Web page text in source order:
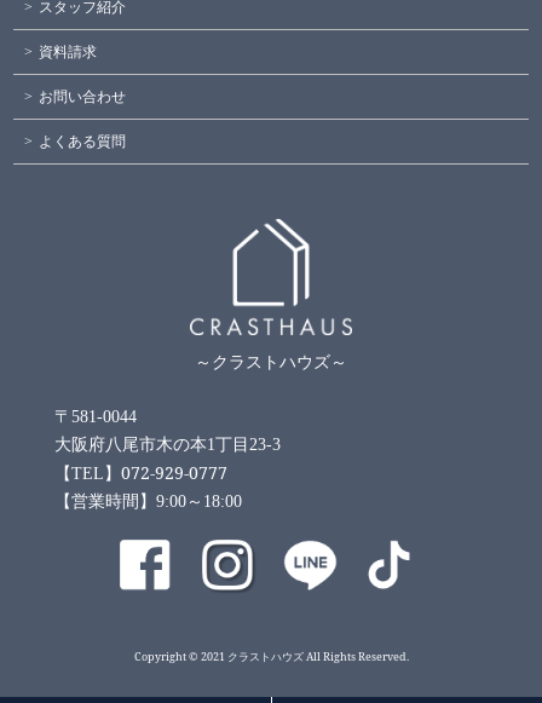
スタッフ紹介
資料請求
お問い合わせ
よくある質問
～クラストハウズ～
〒581-0044
大阪府八尾市木の本1丁目23-3
【TEL】072-929-0777
【営業時間】9:00～18:00
Copyright © 2021 クラストハウズ All Rights Reserved.